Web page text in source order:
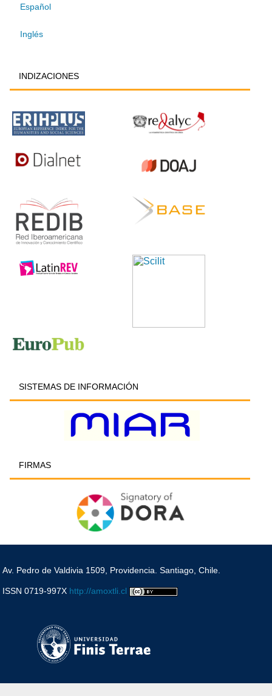
artículo
Español
Inglés
INDIZACIONES
SISTEMAS DE INFORMACIÓN
FIRMAS
Av. Pedro de Valdivia 1509, Providencia. Santiago, Chile.
ISSN 0719-997X http://amoxtli.cl